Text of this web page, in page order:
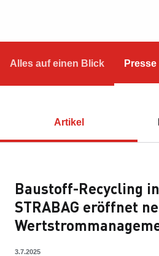
Alles auf einen Blick Presse
Artikel
Baustoff-Recycling
STRABAG eröffnet
3.7.2025